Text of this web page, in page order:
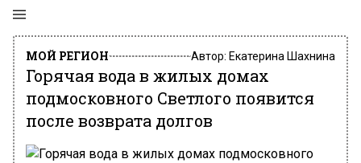
МОЙ РЕГИОН Автор: Екатерина Шахнина
Горячая вода в жилых домах
подмосковного Светлого появится
после возврата долгов